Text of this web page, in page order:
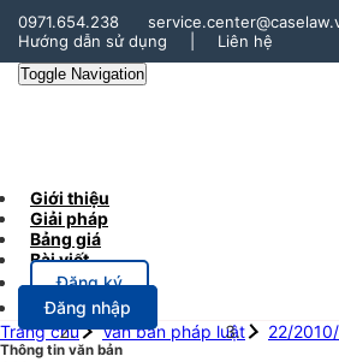
0971.654.238
Hướng dẫn sử dụng
Liên hệ
Toggle Navigation
Giới thiệu
Giải pháp
Bảng giá
Bài viết
Đăng ký
Đăng nhập
Trang chủ
Văn bản pháp luật 22/
Thông tin văn bản